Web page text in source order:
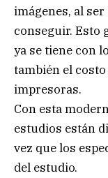
imágenes, al
conseguir. Esto
ya se tiene con
también el
impresoras.
Con esta
estudios están
vez que los
del estudio.